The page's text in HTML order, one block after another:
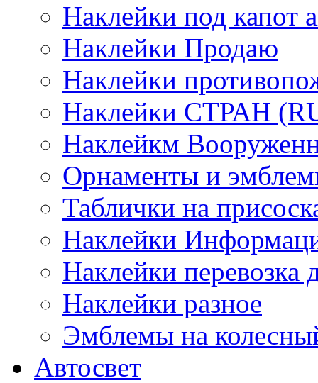
Наклейки под капот
Наклейки Продаю
Наклейки
Наклейки СТРАН
Наклейкм
Орнаменты и
Таблички на
Наклейки
Наклейки перевозка
Наклейки разное
Эмблемы на
Автосвет